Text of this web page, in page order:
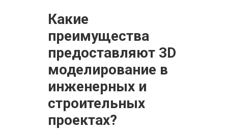
Какие
преимущества
предоставляют 3D
моделирование в
инженерных и
строительных
проектах?